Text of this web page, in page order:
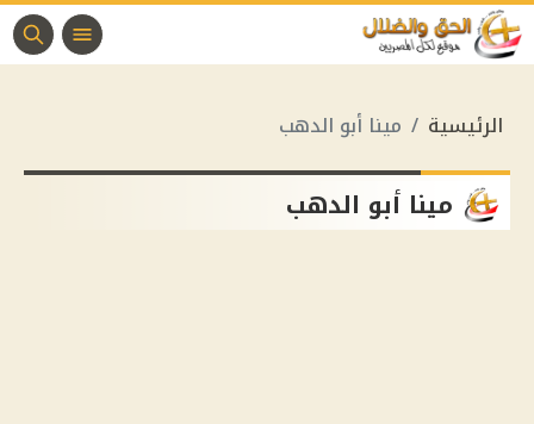
الرئيسية مينا أبو الدهب
مينا أبو الدهب